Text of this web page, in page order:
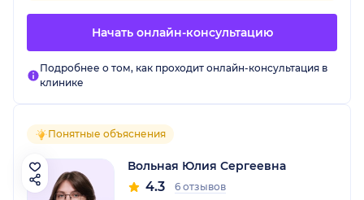
Начать онлайн-консультацию
Подробнее о том, как проходит онлайн-консультация в
клинике
Понятные объяснения
Вольная Юлия Сергеевна
4.3
6 отзывов